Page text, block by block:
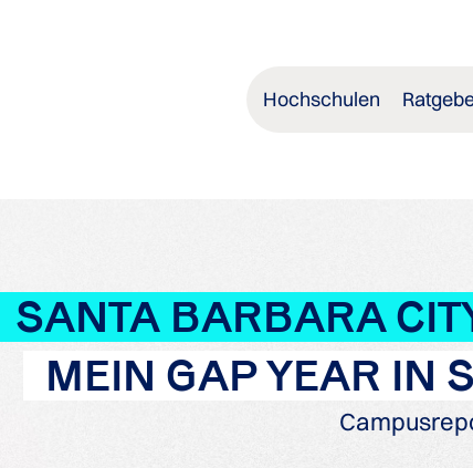
Hochschulen
SANTA BARBARA
MEIN GAP YEAR IN